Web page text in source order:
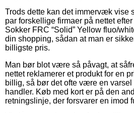
Trods dette kan det immervæk vise
par forskellige firmaer på nettet
Sokker FRC “Solid” Yellow fluo/
din shopping, sådan at man er
billigste pris.
Man bør blot være så påvagt, at
nettet reklamerer et produkt for en
billig, så bør det ofte være en
handler. Køb med kort er på den
retningslinje, der forsvarer en imod